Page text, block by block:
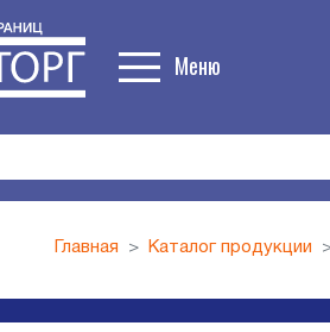
Меню
Главная Каталог продукции